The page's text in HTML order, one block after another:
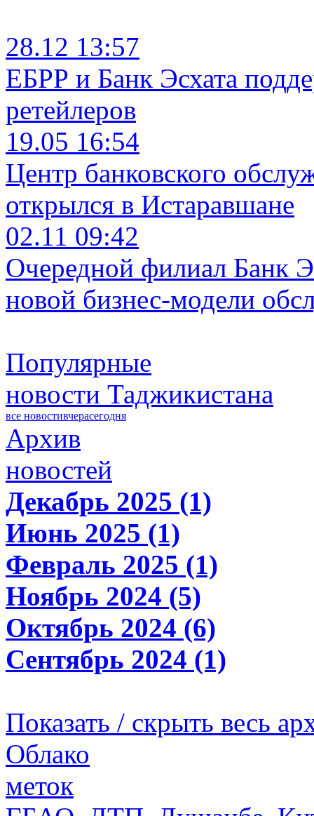
28.12 13:57
ЕБРР и Банк Эсхата
ретейлеров
19.05 16:54
Центр банковского
открылся в Истаравшане
02.11 09:42
Очередной филиал Банк
новой бизнес-модели
Популярные
новости Таджикистана
все новостивчерасегодня
Архив
новостей
Декабрь 2025 (1)
Июнь 2025 (1)
Февраль 2025 (1)
Ноябрь 2024 (5)
Октябрь 2024 (6)
Сентябрь 2024 (1)
Показать / скрыть весь
Облако
меток